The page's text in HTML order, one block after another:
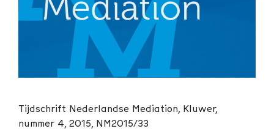
Tijdschrift Nederlandse Mediation, Kluwer,
nummer 4, 2015, NM2015/33